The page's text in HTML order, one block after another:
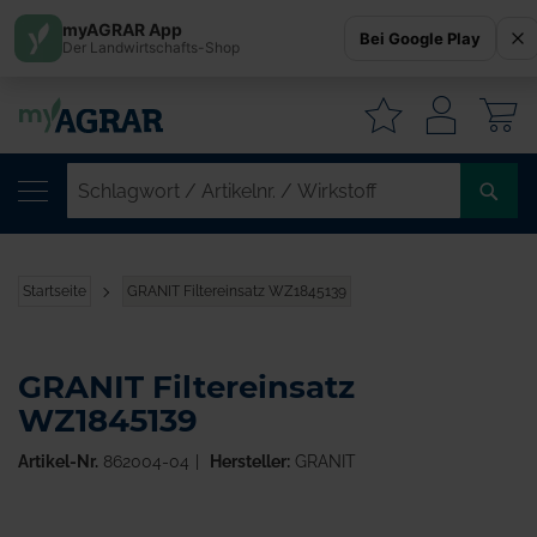
Startseite GRANIT Filtereinsatz WZ1845139
GRANIT Filtereinsatz
WZ1845139
Artikel-Nr. 862004-04 Hersteller:GRANIT
myAGRAR App
Der Landwirtschafts-Shop Bei Google Play